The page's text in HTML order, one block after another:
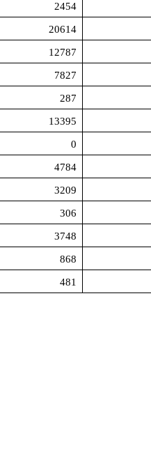
2454
20614
12787
7827
287
13395
0
4784
3209
306
3748
868
481